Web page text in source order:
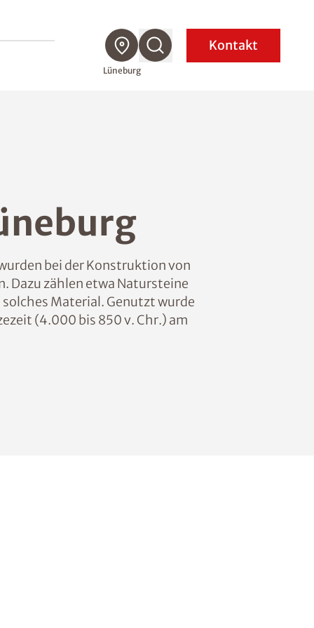
Lüneburg
Kontakt
bei der Konstruktion von
Dazu zählen etwa Natursteine
Material. Genutzt wurde
(4.000 bis 850 v. Chr.) am